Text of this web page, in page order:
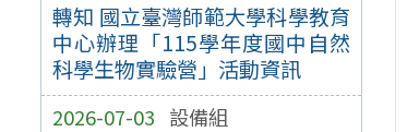
轉知 國立臺灣師範大學科學教育
中心辦理「115學年度國中自然
科學生物實驗營」活動資訊
2026-07-03 設備組